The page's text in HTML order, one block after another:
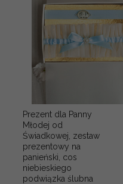
Prezent dla Panny
Młodej od
Świadkowej, zestaw
prezentowy na
panieński, cos
niebieskiego
podwiązka ślubna